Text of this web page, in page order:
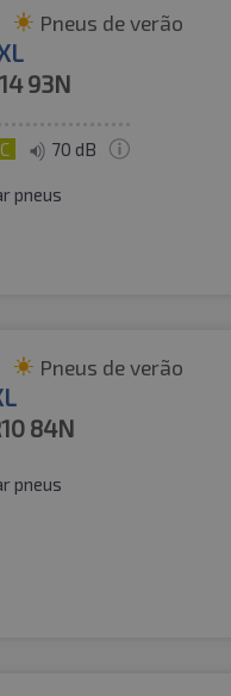
Pneus de verão
93N
C 70 dB
pneus
Pneus de verão
84N
pneus